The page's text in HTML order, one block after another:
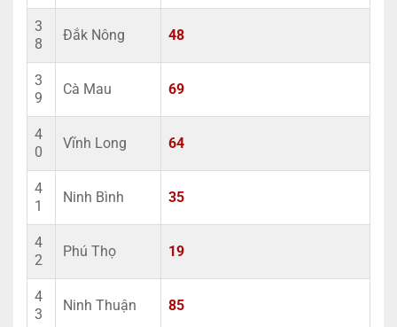
3
8
Đắk Nông 48
3
9
Cà Mau 69
4
0
Vĩnh Long 64
4
1
Ninh Bình 35
4
2
Phú Thọ 19
4
3
Ninh Thuận 85